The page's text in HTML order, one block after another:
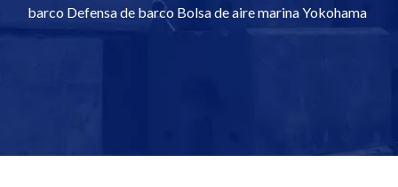
barco Defensa de barco Bolsa de aire marina Yokohama